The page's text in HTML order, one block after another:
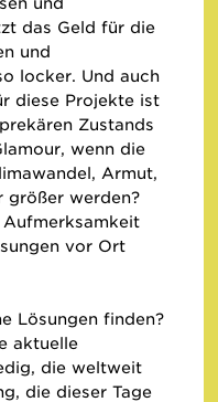
das Geld für die
und
locker. Und auch
diese Projekte ist
Zustands
wenn die
Armut,
größer werden?
vor Ort
Lösungen finden?
aktuelle
die weltweit
die dieser Tage